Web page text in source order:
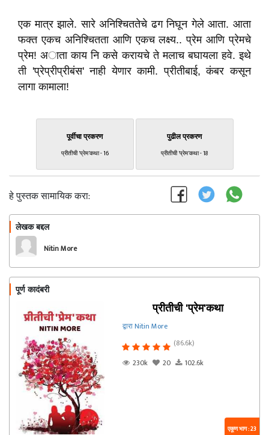
एक मात्र झाले. सारे अनिश्चिततेचे ढग निघून गेले आता. आता
फक्त एकच अनिश्चितता आणि एकच लक्ष्य.. प्रेम आणि प्रेमचे
प्रेम! अाता काय नि कसे करायचे ते मलाच बघायला हवे. इथे
ती 'प्रेप्रीप्रीबंस' नाही येणार कामी. प्रीतीबाई, कंबर कसून
लागा कामाला!
पूर्वीचा प्रकरण
प्रीतीची 'प्रेम'कथा - 16
पुढील प्रकरण
प्रीतीची 'प्रेम'कथा - 18
हे पुस्तक सामायिक करा:
लेखक बद्दल
Nitin More
पूर्ण कादंबरी
प्रीतीची 'प्रेम'कथा
द्वारा Nitin More
(86.6k)
230k
20 102.6k
एकूण भाग : 23